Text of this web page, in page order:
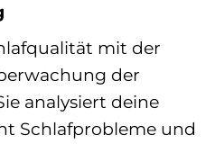
mit der
der
analysiert deine
Schlafprobleme und